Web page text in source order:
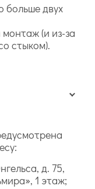
больше двух
(и из-за
стыком).
д. 75,
1 этаж;